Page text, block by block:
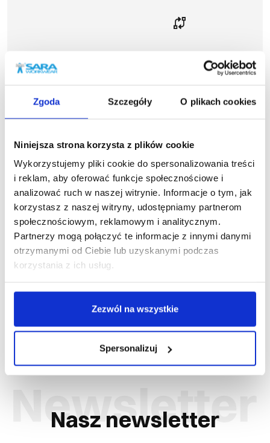
Zgoda Szczegóły O plikach cookies
Niniejsza strona korzysta z plików cookie
Wykorzystujemy pliki cookie do spersonalizowania treści
i reklam, aby oferować funkcje społecznościowe i
analizować ruch w naszej witrynie. Informacje o tym, jak
korzystasz z naszej witryny, udostępniamy partnerom
społecznościowym, reklamowym i analitycznym.
Partnerzy mogą połączyć te informacje z innymi danymi
otrzymanymi od Ciebie lub uzyskanymi podczas
korzystania z ich usług.
Zezwól na wszystkie
Spersonalizuj
więcej
1-22-535
Spodnie krótkie COTTONFLEX
Nasz newsletter